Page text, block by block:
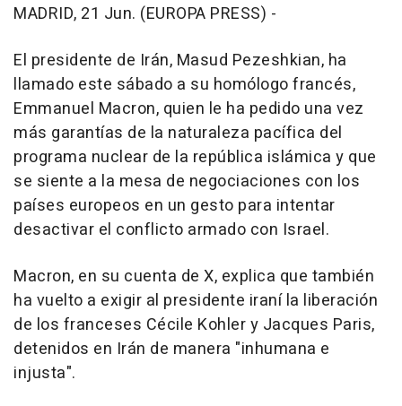
MADRID, 21 Jun. (EUROPA PRESS) -
El presidente de Irán, Masud Pezeshkian, ha
llamado este sábado a su homólogo francés,
Emmanuel Macron, quien le ha pedido una vez
más garantías de la naturaleza pacífica del
programa nuclear de la república islámica y que
se siente a la mesa de negociaciones con los
países europeos en un gesto para intentar
desactivar el conflicto armado con Israel.
Macron, en su cuenta de X, explica que también
ha vuelto a exigir al presidente iraní la liberación
de los franceses Cécile Kohler y Jacques Paris,
detenidos en Irán de manera "inhumana e
injusta".